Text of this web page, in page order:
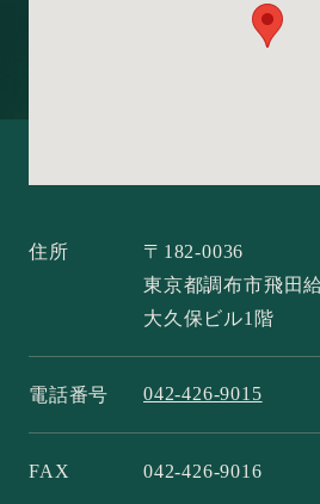
住所
〒182-0036
東京都調布市飛田
大久保ビル1階
電話番号 042-426-9015
FAX 042-426-9016